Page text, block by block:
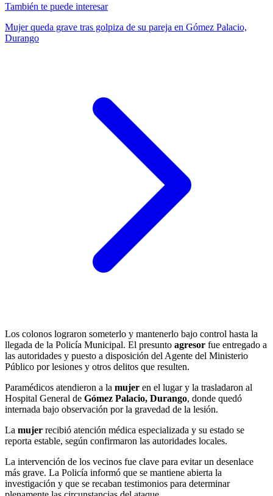
También te puede interesar
Mujer queda grave tras golpiza de su pareja en Gómez Palacio,
Durango
Los colonos lograron someterlo y mantenerlo bajo control hasta la
llegada de la Policía Municipal. El presunto agresor fue entregado a
las autoridades y puesto a disposición del Agente del Ministerio
Público por lesiones y otros delitos que resulten.
Paramédicos atendieron a la mujer en el lugar y la trasladaron al
Hospital General de Gómez Palacio, Durango, donde quedó
internada bajo observación por la gravedad de la lesión.
La mujer recibió atención médica especializada y su estado se
reporta estable, según confirmaron las autoridades locales.
La intervención de los vecinos fue clave para evitar un desenlace
más grave. La Policía informó que se mantiene abierta la
investigación y que se recaban testimonios para determinar